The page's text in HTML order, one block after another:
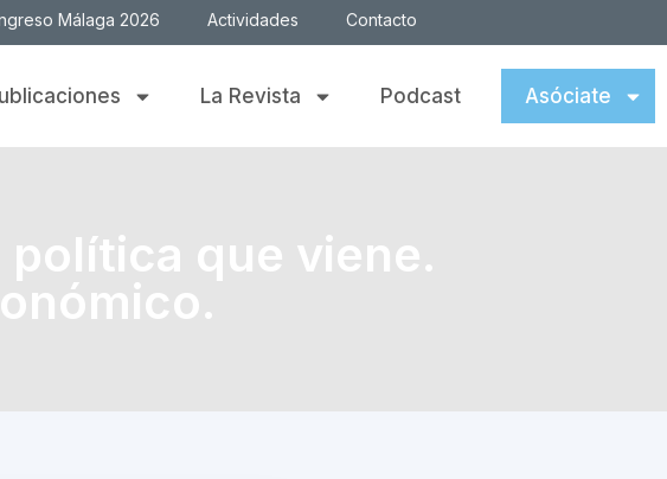
Málaga 2026 Actividades Contacto
La Revista Podcast Asóciate
política que viene.